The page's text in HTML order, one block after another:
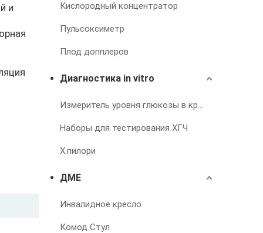
и
Кислородный концентратор
Пульсоксиметр
Плод допплеров
Диагностика in vitro
Измеритель уровня глюкозы в крови
Наборы для тестирования ХГЧ
Х.пилори
ДМЕ
Инвалидное кресло
Комод Стул